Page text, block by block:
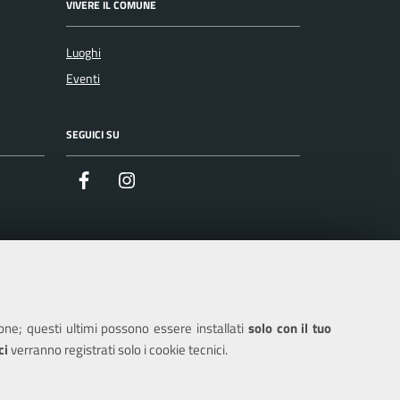
questi ultimi possono essere installati solo con il tuo
verranno registrati solo i cookie tecnici.
VIVERE IL COMUNE
Luoghi
Eventi
SEGUICI SU
Facebook